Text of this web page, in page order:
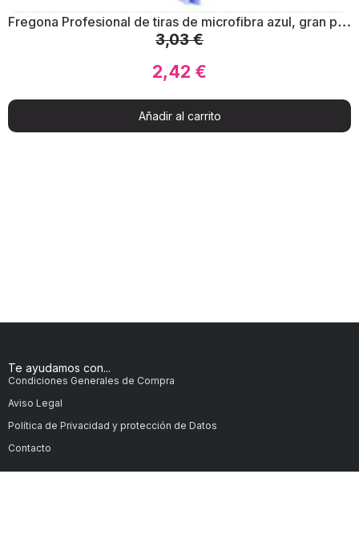
F
regona Profesional de tiras de microfibra azul, gran poder de absorción
3,03€
2,42 €
Añadir al carrito
Te ayudamos con...
Condiciones Generales de Compra
Aviso Legal
Política de Privacidad y protección de Datos
Contacto